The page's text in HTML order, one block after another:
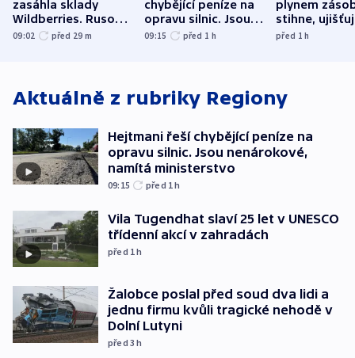
zasáhla sklady
Wildberries. Rusové
útočili v Charkovské
09:02 před 29 m
chybějící peníze na
opravu silnic. Jsou
nenárokové, namítá
09:15 před 1 h
plynem
stihne,
expert.
před 1h
Aktuálně z rubriky Regiony
Hejtmani řeší chybějící peníze na
opravu silnic. Jsou nenárokové,
namítá ministerstvo
09:15 před 1h
Vila Tugendhat slaví 25 let v UNESCO
třídenní akcí v zahradách
před 1h
Žalobce poslal před soud dva lidi a
jednu firmu kvůli tragické nehodě v
Dolní Lutyni
před 3h